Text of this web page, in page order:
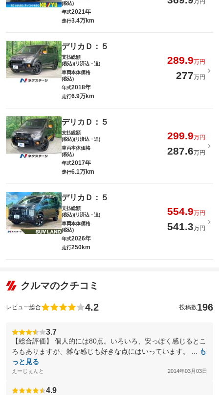
(税込)
万円
年式2021年
走行3.4万km
デリカＤ：５
支払総額
(税込)(リ済込・追)
289.9万円
車両本体価格
(税込)
277万円
年式2018年
走行6.9万km
デリカＤ：５
支払総額
(税込)(リ済込・追)
299.9万円
車両本体価格
(税込)
287.6万円
年式2017年
走行6.1万km
デリカＤ：５
支払総額
(税込)(リ済込・追)
554.9万円
車両本体価格
(税込)
541.3万円
年式2026年
走行250km
クルマのクチコミ
レビュー総合 4.2 投稿数196
3.7
【総合評価】 個人的には80点。いろいろ、安っぽく感じるとこ
ろもありますが、雑な感じも好きな点にはいっています。 ...
も
っと見る
えーじぇんと 2014年03月03日
4.9